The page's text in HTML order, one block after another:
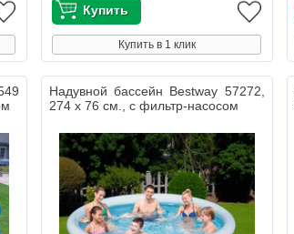
Купить в 1 клик
Надувной бассейн Bestway 57272,
274 х 76 см., с фильтр-насосом